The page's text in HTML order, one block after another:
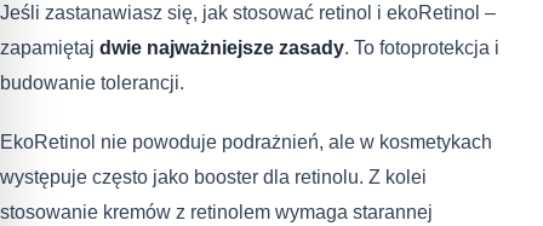
Jeśli zastanawiasz się, jak stosować retinol i ekoRetinol –
zapamiętaj dwie najważniejsze zasady. To fotoprotekcja i
budowanie tolerancji.
EkoRetinol nie powoduje podrażnień, ale w kosmetykach
występuje często jako booster dla retinolu. Z kolei
stosowanie kremów z retinolem wymaga starannej